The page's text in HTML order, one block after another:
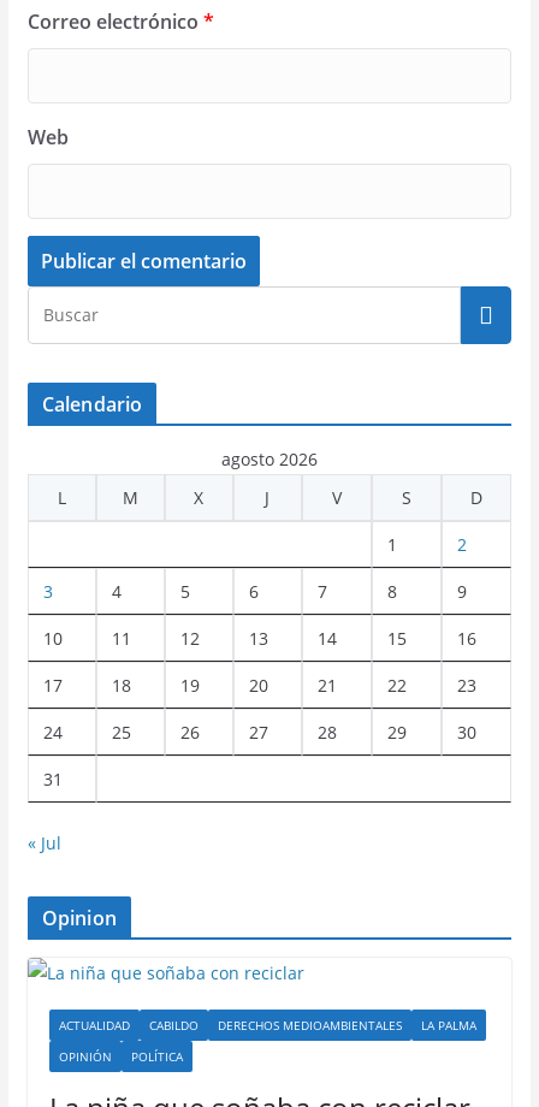
Correo electrónico *
Web
Calendario
agosto 2026
L
M X J V S D
1 2
3 4 5 6 7 8 9
10 11 12 13 14 15 16
17 18 19 20 21 22 23
24 25 26 27 28 29 30
31
« Jul
Opinion
ACTUALIDAD CABILDO DERECHOS MEDIOAMBIENTALES
LA PALMA
OPINIÓN
POLÍTICA